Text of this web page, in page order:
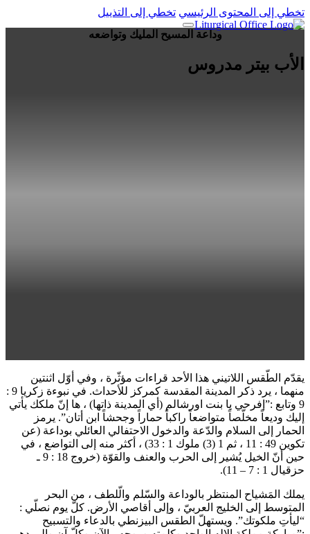
تخطي إلى المحتوى الرئيسي تخطي إلى التذييل
وداعة المسيح المليك وتواضعه
الأب بيتر مدروس
يقدّم الطّقس اللاتيني هذا الأحد قراءات مؤثّرة ، وفي أوّل اثنتين
منهما ، يرد ذكر المدينة المقدسة كمركز للأحداث. في نبوءة زكريا 9 :
9 وتابع :”إفرحي يا بنت اورشالم (أي المدينة ذاتها) ، ها إنّ ملكك يأتي
إليك وديعاً مخلّصاً متواضعاً راكباً حماراً وجحشاً ابن أتان”. يرمز
الحمار إلى السلام والدّعة والدخول الاحتفالي العائلي بوداعة (عن
تكوين 49 : 11 ، ثم 1 (3) ملوك 1 : 33) ، أكثر منه إلى التواضع ، في
حين أنّ الخيل يُشير إلى الحرب والعنف والقوّة (خروج 18 : 9 ـ
حزقيال 1 : 7 – 11).
يملك المَشياح المنتظر بالوداعة والسّلم والّلطف ، من البحر
المتوسط إلى الخليج العربيّ ، وإلى أقاصي الأرض. كلّ يوم نصلّي :
“ليأتِ ملكوتك”. ويستهلّ الطقس البيزنطي بالدعاء والتسبيح